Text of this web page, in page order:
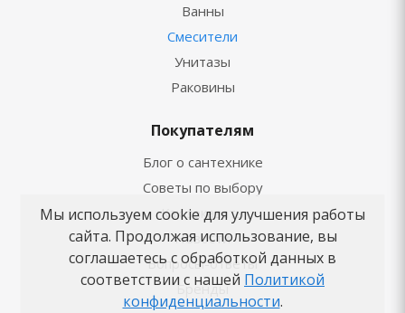
Ванны
Смесители
Унитазы
Раковины
Покупателям
Блог о сантехнике
Советы по выбору
Как заказать
Новости
Вопросы-ответы
Бренды
Мы используем cookie для улучшения работы
сайта. Продолжая использование, вы
соглашаетесь с обработкой данных в
соответствии с нашей Политикой
конфиденциальности.